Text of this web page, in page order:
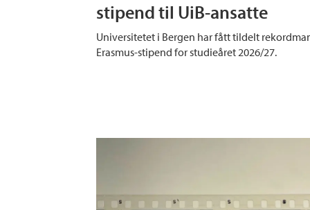
stipend til UiB-ansatte
Universitetet i Bergen har fått tildelt
Erasmus-stipend for studieåret 2026/27.